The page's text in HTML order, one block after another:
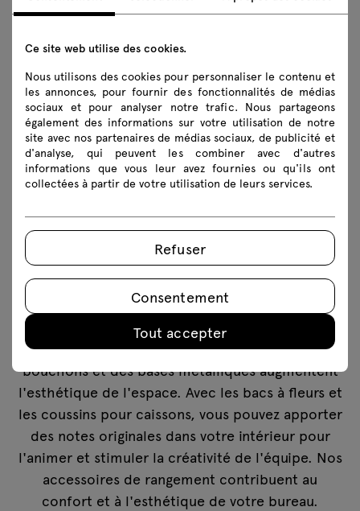
Standard
151.2 € TTC
À partir de 126.00 € HT
Basic
228 € TTC
À partir de 190.00 € HT
Les accessoires de rangement tels que les unités
d'extension (disponibles en plusieurs versions),
lespaniers en feutreou les portes étiquettes
vous permettront de maximiser facilement la
fonctionnalité de votre système de rangement et
donc de l'espace tout entier. Des poignées
supplémentaires, des portes en verre, des
bouchons et des bases métalliques augmentent
l'esthétique de l'espace. Avec les bacs à fleurs et
les coussins pour caissons, vous pouvez apporter
des notes originales dans votre intérieur pour
l'animer et stimuler la créativité de l'équipe. Nos
accessoires de rangement contribuent au
confort et à l'esthétique de votre bureau.
Ce site web utilise des cookies.
Nous utilisons des cookies pour personnaliser le contenu et
les annonces, pour fournir des fonctionnalités de médias
sociaux et pour analyser notre trafic. Nous partageons
également des informations sur votre utilisation de notre
site avec nos partenaires de médias sociaux, de publicité et
d'analyse, qui peuvent les combiner avec d'autres
informations que vous leur avez fournies ou qu'ils ont
collectées à partir de votre utilisation de leurs services.
Refuser
Consentement
Tout accepter